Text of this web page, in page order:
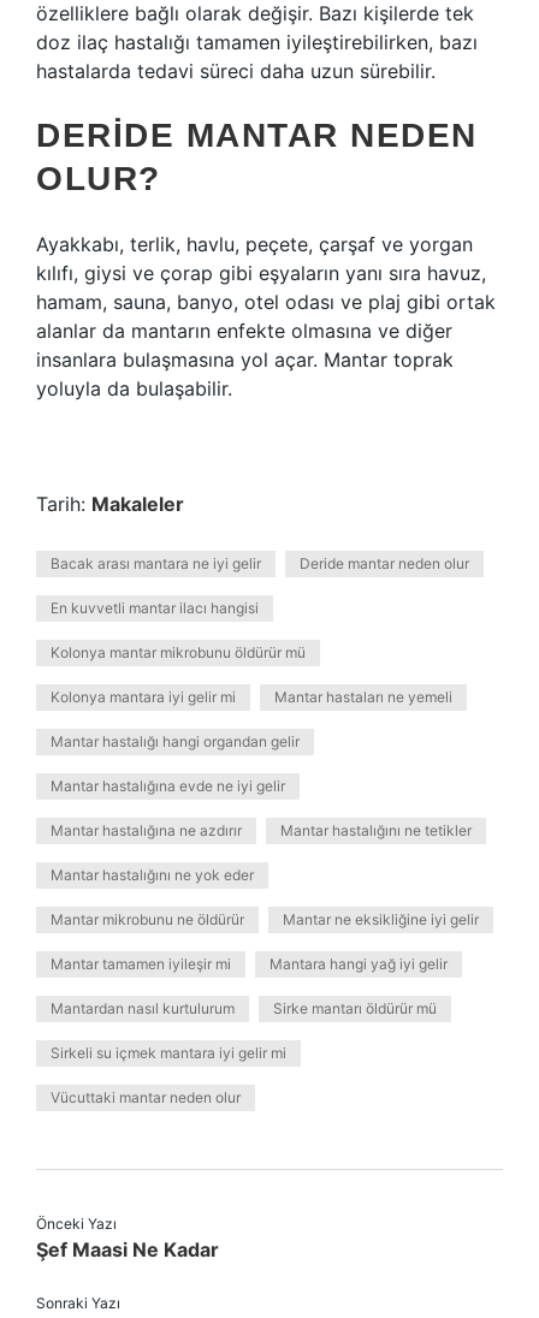
özelliklere bağlı olarak değişir. Bazı kişilerde tek
doz ilaç hastalığı tamamen iyileştirebilirken, bazı
hastalarda tedavi süreci daha uzun sürebilir.
DERIDE MANTAR NEDEN
OLUR?
Ayakkabı, terlik, havlu, peçete, çarşaf ve yorgan
kılıfı, giysi ve çorap gibi eşyaların yanı sıra havuz,
hamam, sauna, banyo, otel odası ve plaj gibi ortak
alanlar da mantarın enfekte olmasına ve diğer
insanlara bulaşmasına yol açar. Mantar toprak
yoluyla da bulaşabilir.
Tarih: Makaleler
Bacak arası mantara ne iyi gelir Deride mantar neden olur
En kuvvetli mantar ilacı hangisi
Kolonya mantar mikrobunu öldürür mü
Kolonya mantara iyi gelir mi Mantar hastaları ne yemeli
Mantar hastalığı hangi organdan gelir
Mantar hastalığına evde ne iyi gelir
Mantar hastalığına ne azdırır Mantar hastalığını ne tetikler
Mantar hastalığını ne yok eder
Mantar mikrobunu ne öldürür Mantar ne eksikliğine iyi gelir
Mantar tamamen iyileşir mi Mantara hangi yağ iyi gelir
Mantardan nasıl kurtulurum Sirke mantarı öldürür mü
Sirkeli su içmek mantara iyi gelir mi
Vücuttaki mantar neden olur
Önceki Yazı
Şef Maasi Ne Kadar
Sonraki Yazı